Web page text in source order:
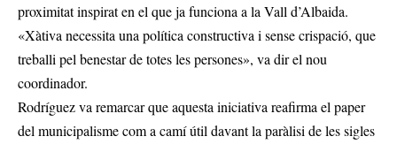
proximitat inspirat en el que ja funciona a la Vall d’Albaida.
«Xàtiva necessita una política constructiva i sense crispació, que
treballi pel benestar de totes les persones», va dir el nou
coordinador.
Rodríguez va remarcar que aquesta iniciativa reafirma el paper
del municipalisme com a camí útil davant la paràlisi de les sigles